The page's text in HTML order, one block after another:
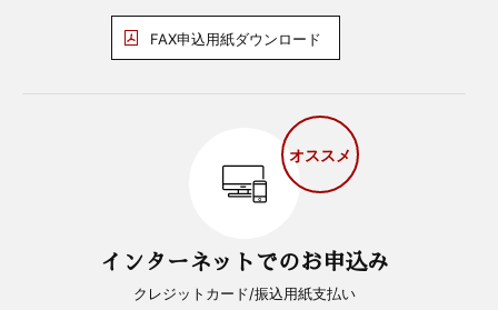
FAX申込用紙ダウンロード
オススメ
インターネットでのお申込み
クレジットカード/振込用紙支払い